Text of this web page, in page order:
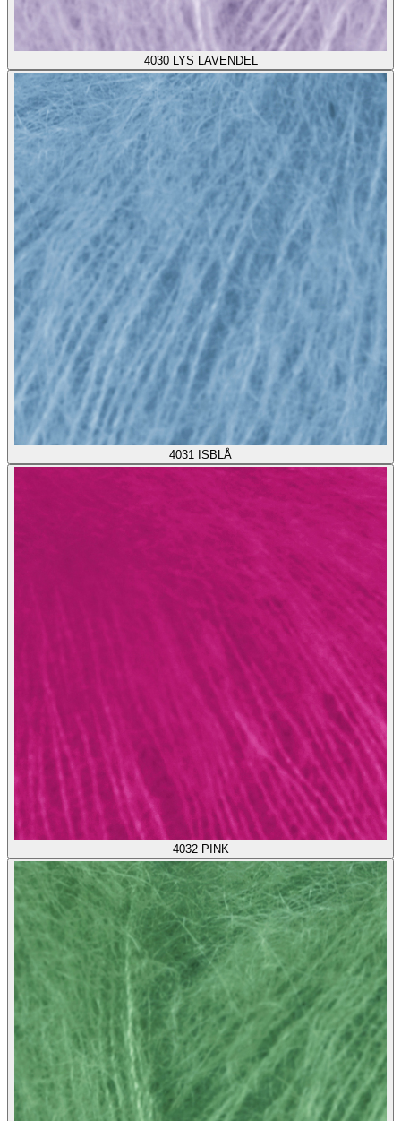
4030 LYS LAVENDEL
4031 ISBLÅ
4032 PINK